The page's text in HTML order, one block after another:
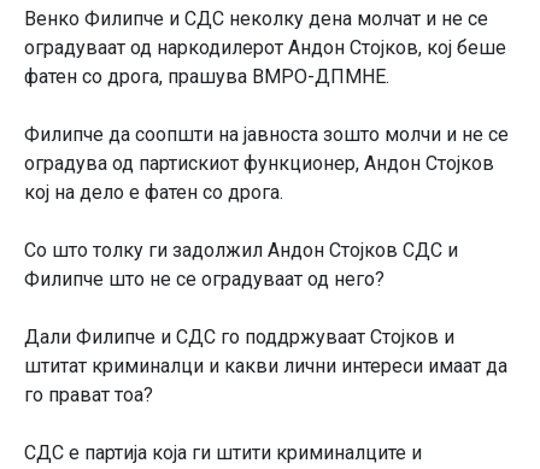
Венко Филипче и СДС неколку дена молчат и не се
оградуваат од наркодилерот Андон Стојков, кој беше
фатен со дрога, прашува ВМРО-ДПМНЕ.
Филипче да соопшти на јавноста зошто молчи и не се
оградува од партискиот функционер, Андон Стојков
кој на дело е фатен со дрога.
Со што толку ги задолжил Андон Стојков СДС и
Филипче што не се оградуваат од него?
Дали Филипче и СДС го поддржуваат Стојков и
штитат криминалци и какви лични интереси имаат да
го прават тоа?
СДС е партија која ги штити криминалците и